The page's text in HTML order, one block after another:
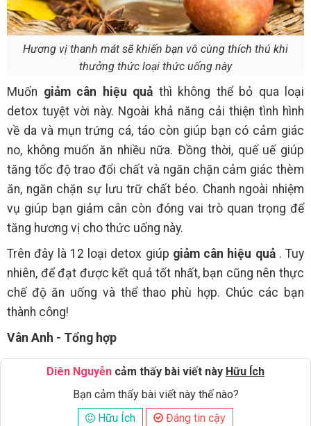
Hương vị thanh mát sẽ khiến bạn vô cùng thích thú khi
thưởng thức loại thức uống này
Muốn giảm cân hiệu quả thì không thể bỏ qua loại
detox tuyệt vời này. Ngoài khả năng cải thiện tình hình
về da và mụn trứng cá, táo còn giúp bạn có cảm giác
no, không muốn ăn nhiều nữa. Đồng thời, quế uế giúp
tăng tốc độ trao đổi chất và ngăn chặn cảm giác thèm
ăn, ngăn chặn sự lưu trữ chất béo. Chanh ngoài nhiệm
vụ giúp bạn giảm cân còn đóng vai trò quan trọng để
tăng hương vị cho thức uống này.
Trên đây là 12 loại detox giúp giảm cân hiệu quả. Tuy
nhiên, để đạt được kết quả tốt nhất, bạn cũng nên thực
chế độ ăn uống và thể thao phù hợp. Chúc các bạn
thành công!
Vân Anh - Tổng hợp
Diên Nguyễn cảm thấy bài viết này Hữu Ích
Bạn cảm thấy bài viết này thế nào?
Hữu Ích
Đáng tin cậy